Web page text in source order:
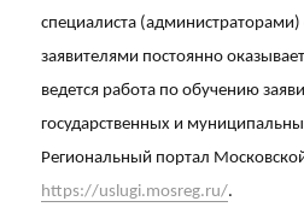
специалиста (администраторами)
заявителями постоянно
ведется работа по обучению
государственных и
Региональный портал
https://uslugi.mosreg.ru/.